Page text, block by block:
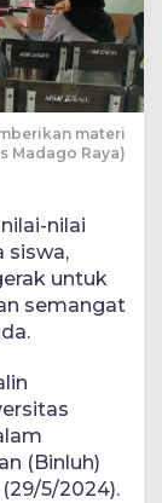
materi
Madago Raya)
nilai
siswa,
untuk
semangat
(Binluh)
5/2024).